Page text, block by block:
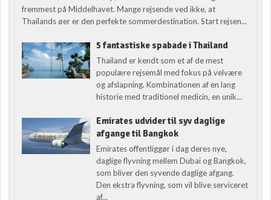
fremmest på Middelhavet. Mange rejsende ved ikke, at
Thailands øer er den perfekte sommerdestination. Start rejsen...
5 fantastiske spabade i Thailand
Thailand er kendt som et af de mest
populære rejsemål med fokus på velvære
og afslapning. Kombinationen af en lang
historie med traditionel medicin, en unik...
Emirates udvider til syv daglige
afgange til Bangkok
Emirates offentliggør i dag deres nye,
daglige flyvning mellem Dubai og Bangkok,
som bliver den syvende daglige afgang.
Den ekstra flyvning, som vil blive serviceret
af...